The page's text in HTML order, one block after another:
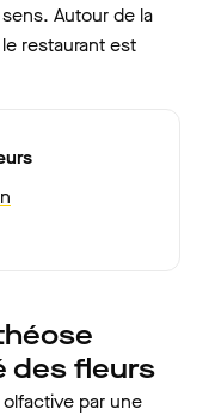
Autour de la
restaurant est
des fleurs
par une